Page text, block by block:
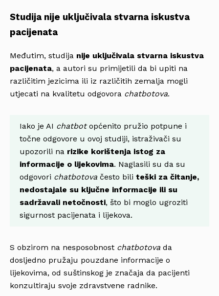
Studija nije uključivala stvarna iskustva
pacijenata
Međutim, studija nije uključivala stvarna iskustva
pacijenata, a autori su primijetili da bi upiti na
različitim jezicima ili iz različitih zemalja mogli
utjecati na kvalitetu odgovora chatbotova.
Iako je AI chatbotopćenito pružio potpune i
točne odgovore u ovoj studiji, istraživači su
upozorili na rizike korištenja istog za
informacije o lijekovima. Naglasili su da su
odgovori chatbotova često bili teški za čitanje,
nedostajale su ključne informacije ili su
sadržavali netočnosti, što bi moglo ugroziti
sigurnost pacijenata i lijekova.
S obzirom na nesposobnost chatbotova da
dosljedno pružaju pouzdane informacije o
lijekovima, od suštinskog je značaja da pacijenti
konzultiraju svoje zdravstvene radnike.